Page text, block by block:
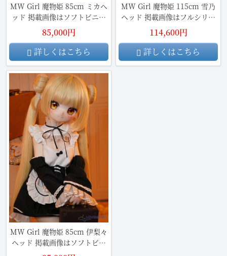
MW Girl 魔物姫 85cm ミカヘ
ッド 掲載画像はソフトビニー
ル製頭部+シリコン製ボディ
85,000円
詳しくはこちら
MW Girl 魔物姫 115cm 雪乃
ヘッド 掲載画像はフルシリコ
ン製
114,600円
詳しくはこちら
MW Girl 魔物姫 85cm 伊梨々
ヘッド 掲載画像はソフトビニ
ール製頭部+シリコン製ボディ